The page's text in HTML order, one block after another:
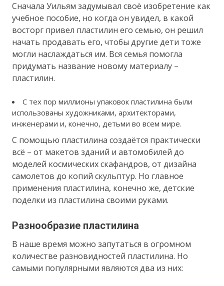
Сначала Уильям задумывал своё изобретение как
учебное пособие, но когда он увидел, в какой
восторг привел пластилин его семью, он решил
начать продавать его, чтобы другие дети тоже
могли наслаждаться им. Вся семья помогла
придумать название новому материалу –
пластилин.
С тех пор миллионы упаковок пластилина были
использованы художниками, архитекторами,
инженерами и, конечно, детьми во всем мире.
С помощью пластилина создаётся практически
всё – от макетов зданий и автомобилей до
моделей космических скафандров, от дизайна
самолетов до копий скульптур. Но главное
применения пластилина, конечно же, детские
поделки из пластилина своими руками.
Разнообразие пластилина
В наше время можно запутаться в огромном
количестве разновидностей пластилина. Но
самыми популярными являются два из них: